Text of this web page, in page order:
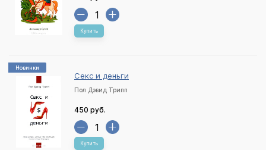
Купить
Новинки
Секс и деньги
Пол Дэвид Трипп
450 руб.
Купить